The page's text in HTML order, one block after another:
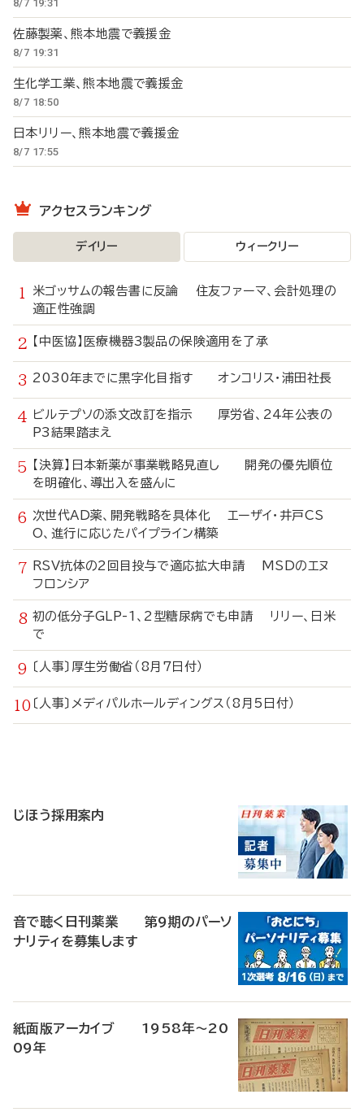
8/7 19:31
佐藤製薬、熊本地震で義援金
8/7 19:31
生化学工業、熊本地震で義援金
8/7 18:50
日本リリー、熊本地震で義援金
8/7 17:55
アクセスランキング
デイリー ウィークリー
米ゴッサムの報告書に反論 住友ファーマ、会計処理の
適正性強調
【中医協】医療機器3製品の保険適用を了承
2030年までに黒字化目指す オンコリス・浦田社長
ビルテプソの添文改訂を指示 厚労省、24年公表の
P3結果踏まえ
【決算】日本新薬が事業戦略見直し 開発の優先順位
を明確化、導出入を盛んに
次世代AD薬、開発戦略を具体化 エーザイ・井戸CS
O、進行に応じたパイプライン構築
RSV抗体の2回目投与で適応拡大申請 MSDのエヌ
フロンシア
初の低分子GLP-1、2型糖尿病でも申請 リリー、日米
で
〔人事〕厚生労働省（8月7日付）
〔人事〕メディパルホールディングス（8月5日付）
じほう採用案内
音で聴く日刊薬業 第9期のパーソ
ナリティを募集します
紙面版アーカイブ 1958年～20
09年